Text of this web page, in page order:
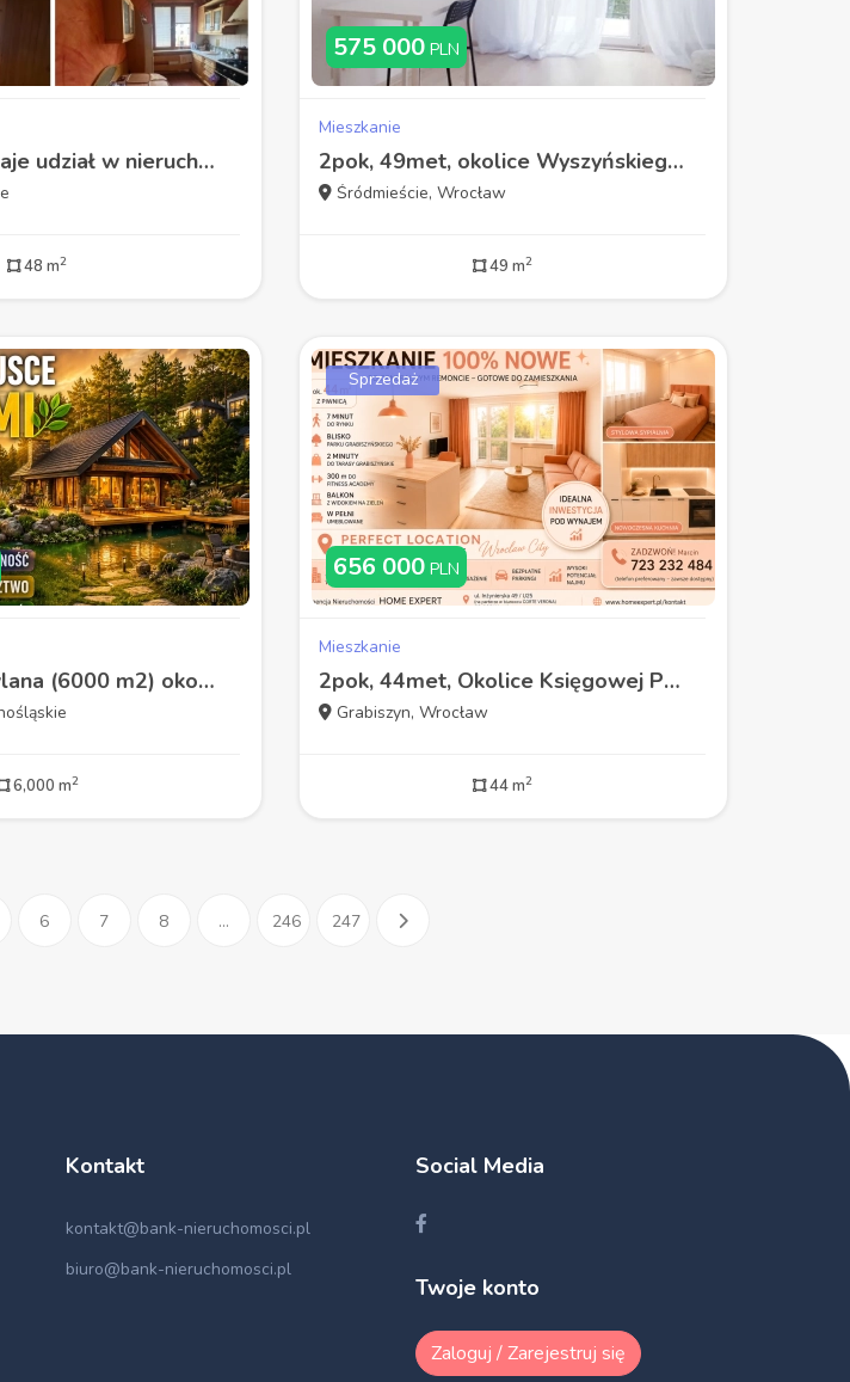
Syndyk sprzedaje udział w nieruchomości lokalowej
48 m2
575 000 PLN
Mieszkanie
2pok, 49met, okolice Wyszyńskiego TARAS (Wrocław)
Śródmieście, Wrocław
49 m2
Działka budowlana (6000 m2) okolice Twardogóry JEZIORO/LAS
6,000 m2
Sprzedaż
656 000 PLN
Mieszkanie
2pok, 44met, Okolice Księgowej PO REMONCIE/BALKON/PIWNICA (Wrocław)
Grabiszyn, Wrocław
44 m2
6 7 8 ... 246 247
Kontakt
kontakt@bank-nieruchomosci.pl
biuro@bank-nieruchomosci.pl
Social Media
Twoje konto
Zaloguj / Zarejestruj się